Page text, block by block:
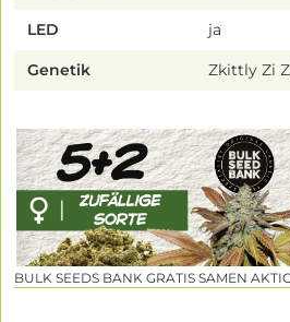
LED ja
Genetik Zkittly Zi
BULK SEEDS BANK GRATIS SAMEN